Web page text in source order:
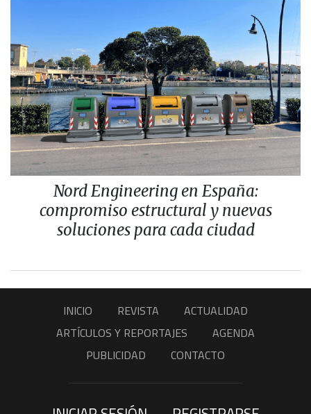
Nord Engineering en España:
compromiso estructural y nuevas
soluciones para cada ciudad
INICIO REVISTA
ACTUALIDAD
ARTÍCULOS Y REPORTAJES
AGENDA
PUBLICIDAD
CONTACTO